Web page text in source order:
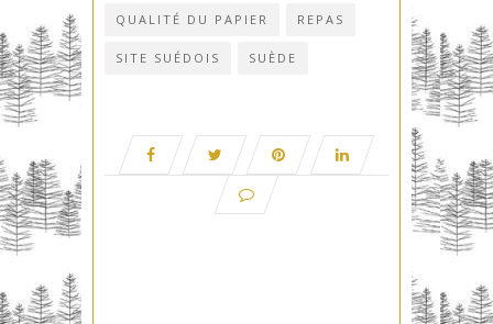
QUALITÉ DU PAPIER REPAS
SITE SUÉDOIS SUÈDE